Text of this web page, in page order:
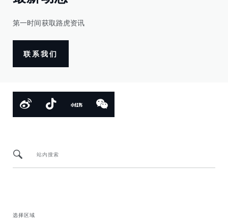
第一时间获取路虎资讯
联系我们
站内搜索
选择区域